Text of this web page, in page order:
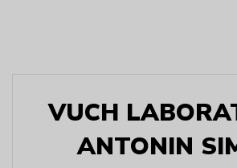
VUCH
ANTONIN